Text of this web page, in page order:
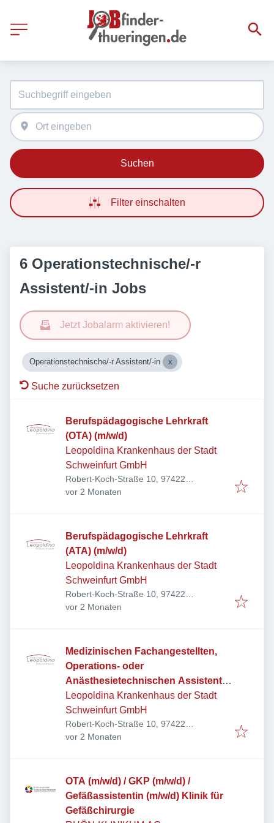
Suchen
Filter einschalten
6 Operationstechnische/-r
Assistent/-in Jobs
Jetzt Jobalarm aktivieren!
Operationstechnische/-r Assistent/-in
Suche zurücksetzen
Berufspädagogische Lehrkraft
(OTA) (m/w/d)
Leopoldina Krankenhaus der Stadt
Schweinfurt GmbH
Robert-Koch-Straße 10, 97422
Schweinfurt, Deutschland
Veröffentlicht:
vor 2 Monaten
Berufspädagogische Lehrkraft
(ATA) (m/w/d)
Leopoldina Krankenhaus der Stadt
Schweinfurt GmbH
Robert-Koch-Straße 10, 97422
Schweinfurt, Deutschland
Veröffentlicht:
vor 2 Monaten
Medizinischen Fachangestellten,
Operations- oder
Anästhesietechnischen Assistenten
(m/w/d) - MVZ Ambulantes OP-
Zentrum
Leopoldina Krankenhaus der Stadt
Schweinfurt GmbH
Robert-Koch-Straße 10, 97422
Schweinfurt, Deutschland
Veröffentlicht:
vor 2 Monaten
OTA (m/w/d) / GKP (m/w/d) /
Gefäßassistentin (m/w/d) Klinik für
Gefäßchirurgie